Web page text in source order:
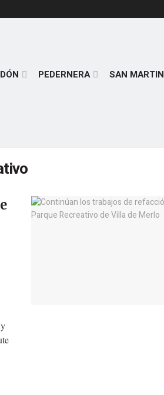
PEDERNERA SAN MARTIN